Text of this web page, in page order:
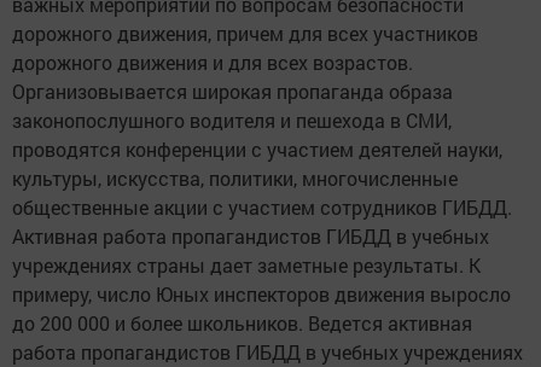
дорожного движения, причем для всех участников
дорожного движения и для всех возрастов.
Организовывается широкая пропаганда образа
законопослушного водителя и пешехода в СМИ,
проводятся конференции с участием деятелей науки,
культуры, искусства, политики, многочисленные
общественные акции с участием сотрудников ГИБДД.
Активная работа пропагандистов ГИБДД в учебных
учреждениях страны дает заметные результаты. К
примеру, число Юных инспекторов движения выросло
до 200 000 и более школьников. Ведется активная
работа пропагандистов ГИБДД в учебных учреждениях